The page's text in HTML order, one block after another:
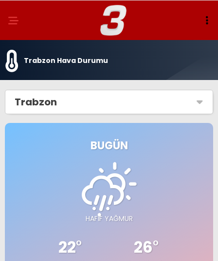
Trabzon Hava Durumu
Trabzon
BUGÜN
HAFIF YAĞMUR
22° 26°